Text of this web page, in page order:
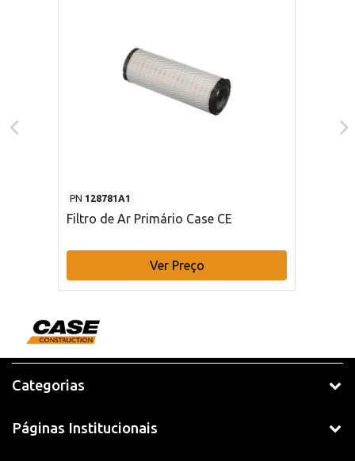
PN 128781A1
Filtro de Ar Primário Case CE
Ver Preço
Categorias
Páginas Institucionais